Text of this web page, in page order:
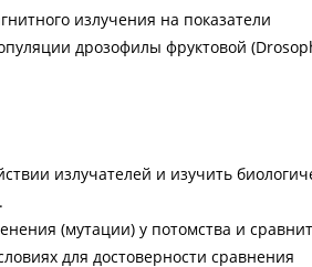
излучения на показатели
дрозофилы фруктовой
излучателей и изучить
(мутации) у потомства и
для достоверности сравнения